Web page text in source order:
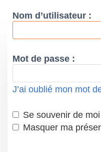
Nom d’utilisateur :
Mot de passe :
J’ai oublié mon mot
Se souvenir de moi
Masquer ma